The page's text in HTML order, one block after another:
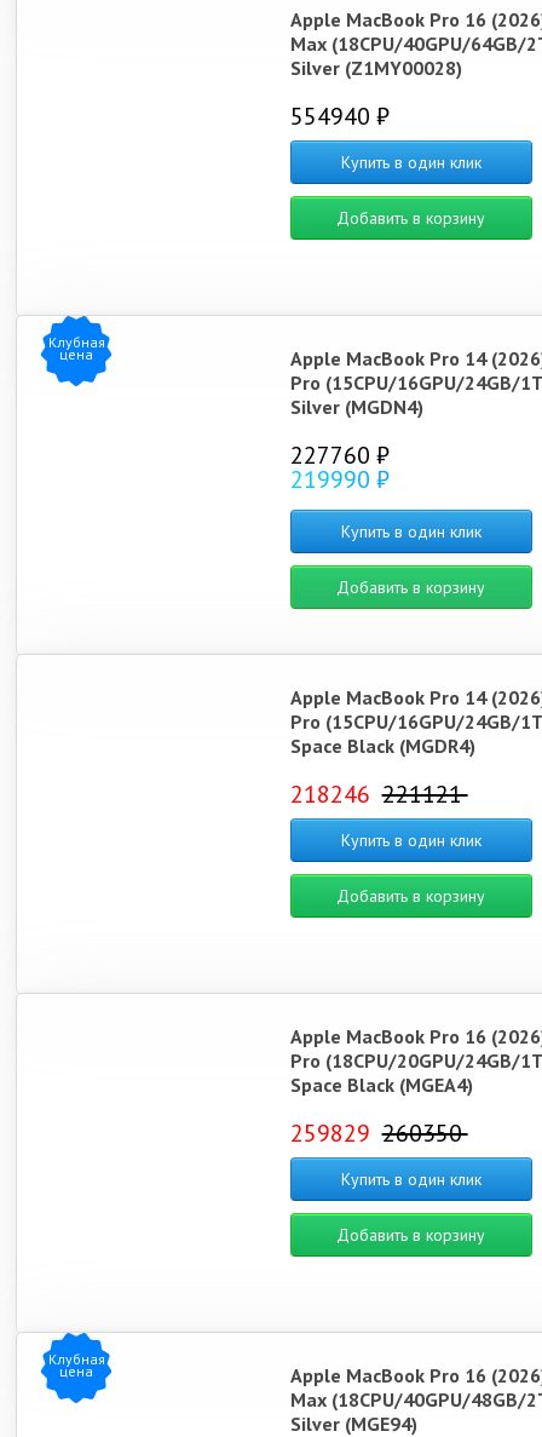
Apple MacBook Pro 16
Max (18CPU/40GPU/64GB/
Silver (Z1MY00028)
554940 ₽
Купить в один клик
Добавить в корзину
Клубная
цена
Apple MacBook Pro 14
Pro (15CPU/16GPU/24GB/
Silver (MGDN4)
227760 ₽
219990 ₽
Купить в один клик
Добавить в корзину
Apple MacBook Pro 14
Pro (15CPU/16GPU/24GB/
Space Black (MGDR4)
218246 221121
Купить в один клик
Добавить в корзину
Apple MacBook Pro 16
Pro (18CPU/20GPU/24GB/
Space Black (MGEA4)
259829 260350
Купить в один клик
Добавить в корзину
Клубная
цена
Apple MacBook Pro 16
Max (18CPU/40GPU/48GB/
Silver (MGE94)